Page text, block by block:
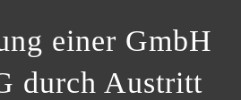
einer GmbH
durch Austritt